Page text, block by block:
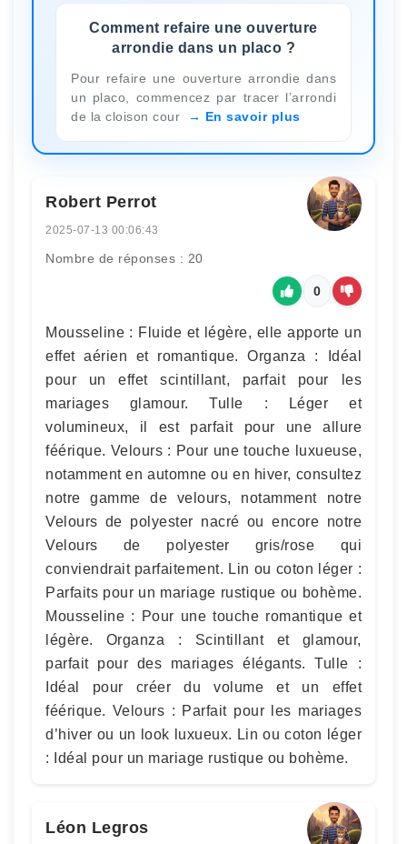
Comment refaire une ouverture
arrondie dans un placo ?
Pour refaire une ouverture arrondie dans
un placo, commencez par tracer l’arrondi
de la cloison cour
En savoir plus
Robert Perrot
2025-07-13 00:06:43
Nombre de réponses : 20
0
Mousseline : Fluide et légère, elle apporte un
effet aérien et romantique. Organza : Idéal
pour un effet scintillant, parfait pour les
mariages glamour. Tulle : Léger et
volumineux, il est parfait pour une allure
féérique. Velours : Pour une touche luxueuse,
notamment en automne ou en hiver, consultez
notre gamme de velours, notamment notre
Velours de polyester nacré ou encore notre
Velours de polyester gris/rose qui
conviendrait parfaitement. Lin ou coton léger :
Parfaits pour un mariage rustique ou bohème.
Mousseline : Pour une touche romantique et
légère. Organza : Scintillant et glamour,
parfait pour des mariages élégants. Tulle :
Idéal pour créer du volume et un effet
féérique. Velours : Parfait pour les mariages
d’hiver ou un look luxueux. Lin ou coton léger
: Idéal pour un mariage rustique ou bohème.
Léon Legros